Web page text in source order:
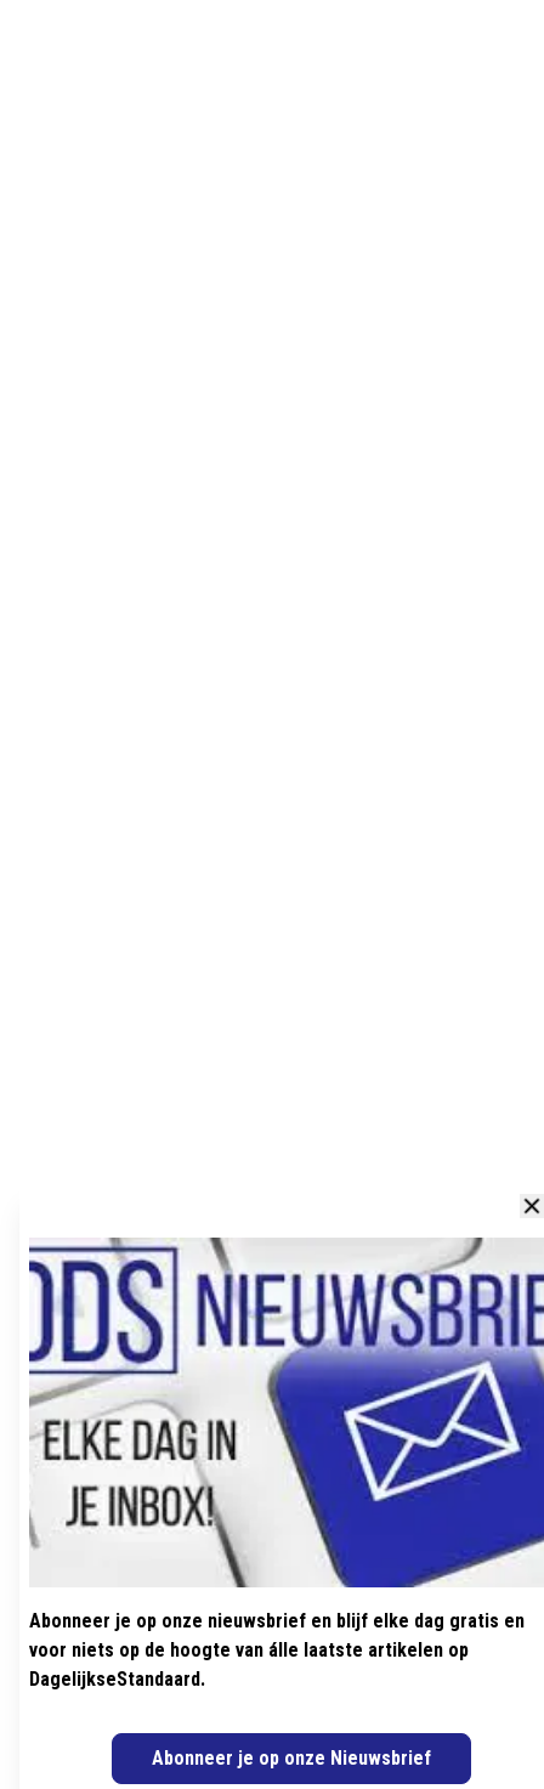
Abonneer je op onze nieuwsbrief en blijf elke dag gratis en
voor niets op de hoogte van álle laatste artikelen op
DagelijkseStandaard.
Abonneer je op onze Nieuwsbrief